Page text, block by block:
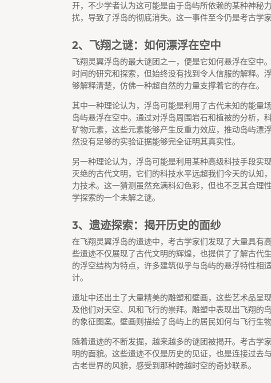
开，不少学者认为这可能是由于岛屿所依赖的某种神秘
扰，导致了浮岛的彻底消失。这一事件至今仍是考古学
2、飞翔之谜：如何漂浮在空中
飞翔灵翼浮岛的最大谜团之一，便是它如何悬浮在空中
时间的研究和探索，但始终没有找到令人信服的解释。
够解释清楚，仿佛一种超自然的力量支撑着它的存在。
其中一种理论认为，浮岛可能是利用了古代未知的能量
岛屿悬浮在空中。通过对浮岛周围岩石和植被的分析，
矿物元素，这些元素能够产生反重力效应，推动岛屿漂
然没有足够的实验证据能够完全证明其真实性。
另一种理论认为，浮岛可能是利用某种高级科技手段实
灭绝的古代文明，它们的科技水平远超我们今天的认知
力技术。这一猜测虽然充满科幻色彩，但也不乏其合理
学探索的一个未解之谜。
3、遗迹探索：揭开历史的面纱
在飞翔灵翼浮岛的遗迹中，考古学家们发现了大量具有
些遗迹不仅展现了古代文明的辉煌，也提供了了解古代
的浮空结构为特点，许多建筑似乎与岛屿的悬浮特性相
计。
遗址中还出土了大量精美的雕塑和壁画，这些艺术品呈
及他们对天空、风和飞行的崇拜。雕塑中表现出飞翔的
的象征图案。壁画则描绘了岛屿上的居民如何与飞行生
随着遗迹的不断发掘，越来越多的谜团被揭开。考古学
明的面貌。这些遗迹不仅是历史的见证，也是连接过去
古老世界的风貌，感受到那种跨越时空的奇妙联系。